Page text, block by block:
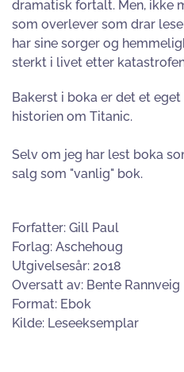
dramatisk fortalt. Men, ikke
som overlever som drar
har sine sorger og
sterkt i livet etter
Bakerst i boka er det et
historien om Titanic.
Selv om jeg har lest boka
salg som "vanlig" bok.
Forfatter: Gill Paul
Forlag: Aschehoug
Utgivelsesår: 2018
Oversatt av: Bente Rannveig
Format: Ebok
Kilde: Leseeksemplar